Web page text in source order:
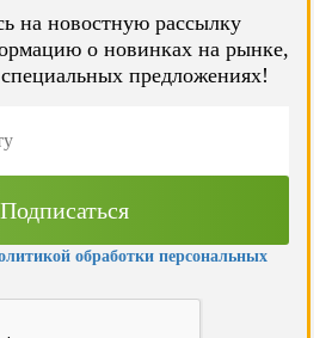
на новостную рассылку
о новинках на рынке,
предложениях!
обработки персональных